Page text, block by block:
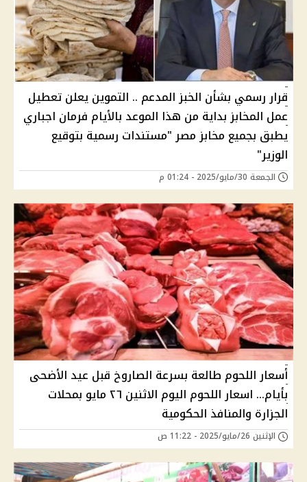
قرار رسمي بشأن الخبز المدعم .. التموين يعلن تعطيل
عمل المخابز بداية من هذا الموعد بالأيام فرمان اجباري
يطبق بجميع مخابز مصر "مستندات رسمية بتوقيع
الوزير"
الجمعة 30/مايو/2025 - 01:24 م
أسعار اللحوم طالعة بسرعة الصاروخ قبل عيد الأضحى
بأيام... اسعار اللحوم اليوم الاثنين ٢٦ مايو بمحلات
الجزارة والمنافذ الحكومية
الإثنين 26/مايو/2025 - 11:22 ص